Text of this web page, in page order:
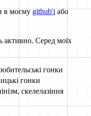
в моємуgithub'іабо
активно. Серед моїх
гонки
гонки
скелелазіння